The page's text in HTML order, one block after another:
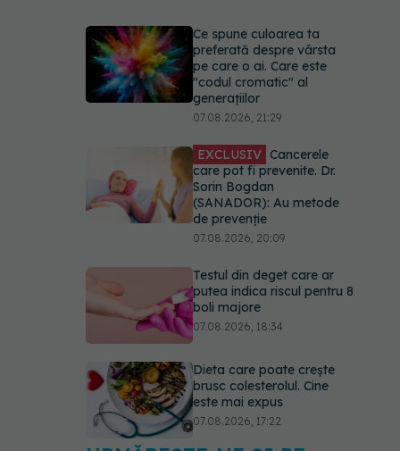
Ce spune culoarea ta
preferată despre vârsta
pe care o ai. Care este
"codul cromatic" al
generațiilor
07.08.2026, 21:29
EXCLUSIV Cancerele
care pot fi prevenite. Dr.
Sorin Bogdan
(SANADOR): Au metode
de prevenție
07.08.2026, 20:09
Testul din deget care ar
putea indica riscul pentru 8
boli majore
07.08.2026, 18:34
Dieta care poate crește
brusc colesterolul. Cine
este mai expus
07.08.2026, 17:22